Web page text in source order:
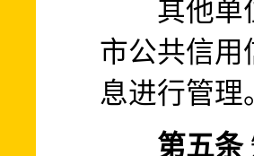
其他单位
市公共信用
息进行管理
第五条